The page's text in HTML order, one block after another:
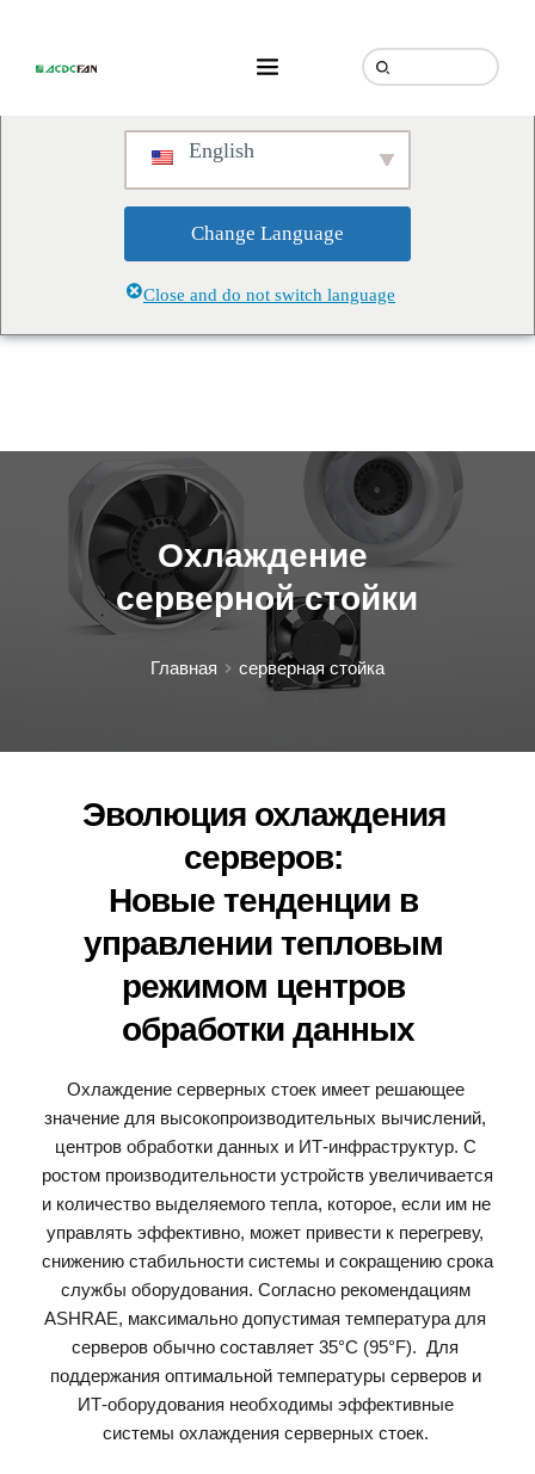
speaking a different language.
Do you want to change to:
English
Change Language
Close and do not switch language
Охлаждение
серверной стойки
Главная серверная стойка
Эволюция охлаждения
серверов:
Новые тенденции в
управлении тепловым
режимом центров
обработки данных
Охлаждение серверных стоек имеет решающее
значение для высокопроизводительных вычислений,
центров обработки данных и ИТ-инфраструктур. С
ростом производительности устройств увеличивается
и количество выделяемого тепла, которое, если им не
управлять эффективно, может привести к перегреву,
снижению стабильности системы и сокращению срока
службы оборудования. Согласно рекомендациям
ASHRAE, максимально допустимая температура для
серверов обычно составляет 35°C (95°F). Для
поддержания оптимальной температуры серверов и
ИТ-оборудования необходимы эффективные
системы охлаждения серверных стоек.